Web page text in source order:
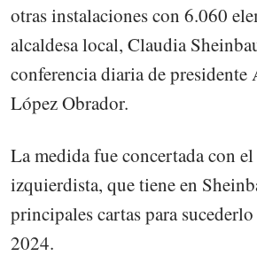
otras instalaciones con 6.060
alcaldesa local, Claudia
conferencia diaria de
López Obrador.
La medida fue concertada con
izquierdista, que tiene en
principales cartas para
2024.